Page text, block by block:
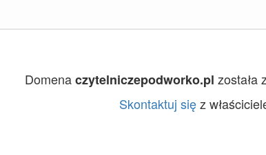
Domenaczytelniczepodworko.pl została
Skontaktuj sięz